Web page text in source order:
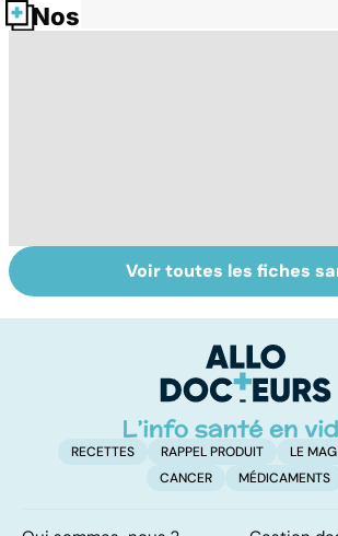
Nos fiches santé
Alimentation :
mangeons-nous
Qu'est-
l'index
Voir toutes les fiches
RECETTES RAPPEL PRODUIT
LE
CANCER
MÉDICAMENTS